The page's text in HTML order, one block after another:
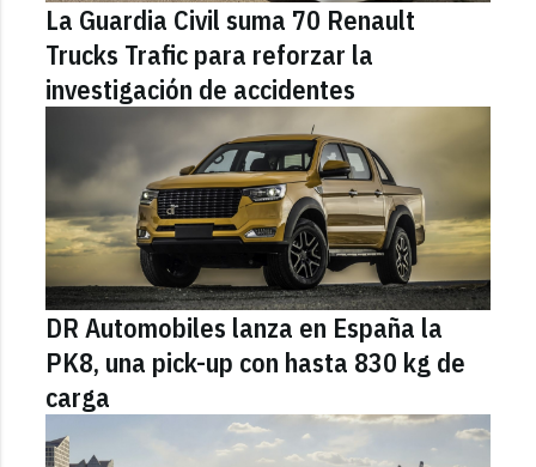
La Guardia Civil suma 70 Renault
Trucks Trafic para reforzar la
investigación de accidentes
DR Automobiles lanza en España la
PK8, una pick-up con hasta 830 kg de
carga